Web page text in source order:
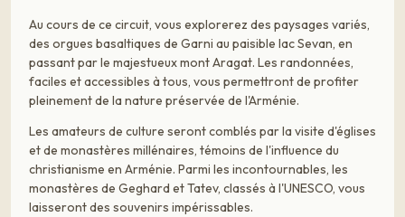
Au cours de ce circuit, vous explorerez des paysages variés,
des orgues basaltiques de Garni au paisible lac Sevan, en
passant par le majestueux mont Aragat. Les randonnées,
faciles et accessibles à tous, vous permettront de profiter
pleinement de la nature préservée de l'Arménie.
Les amateurs de culture seront comblés par la visite d'églises
et de monastères millénaires, témoins de l'influence du
christianisme en Arménie. Parmi les incontournables, les
monastères de Geghard et Tatev, classés à l'UNESCO, vous
laisseront des souvenirs impérissables.